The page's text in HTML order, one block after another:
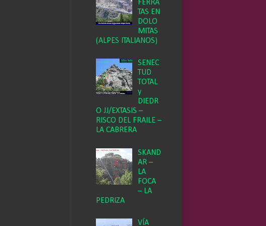
FERRA
TAS EN
DOLO
MITAS
(ALPES ITALIANOS)
SENEC
TUD
TOTAL
y
DIEDR
O JJ/EXTASIS –
RISCO DEL FRAILE –
LA CABRERA
SKAND
AR –
LA
FOCA
– LA
PEDRIZA
VÍA